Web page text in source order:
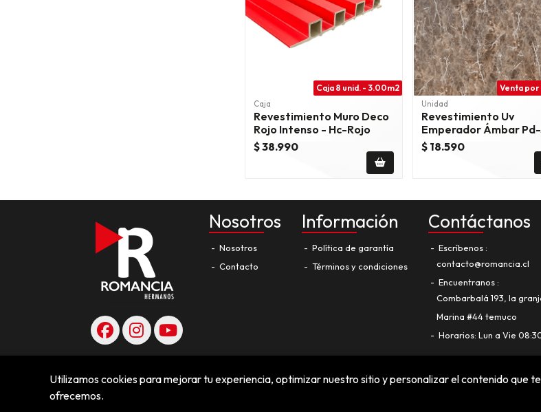
Caja 8 unid. - 3.00m2
Caja
Revestimiento Muro Deco
Rojo Intenso - Hc-Rojo
$ 38.990
Venta por
Unidad
Revestimiento Uv
Emperador Ámbar
$ 18.590
Nosotros
Nosotros
Contacto
Información
Política de garantía
Términos y condiciones
Contáctanos
Escríbenos
contacto@romancia.cl
Encuentranos
Combarbalá 193, la
Marina #44 temuco
Horarios: Lun a Vie
Utilizamos cookies para mejorar tu experiencia, optimizar nuestro sitio y personalizar el contenido que te
ofrecemos.